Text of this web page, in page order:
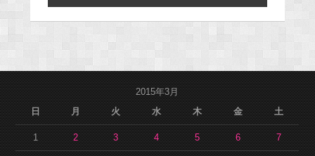
2015年3月
日
月 火 水 木 金 土
1 2 3 4 5 6 7